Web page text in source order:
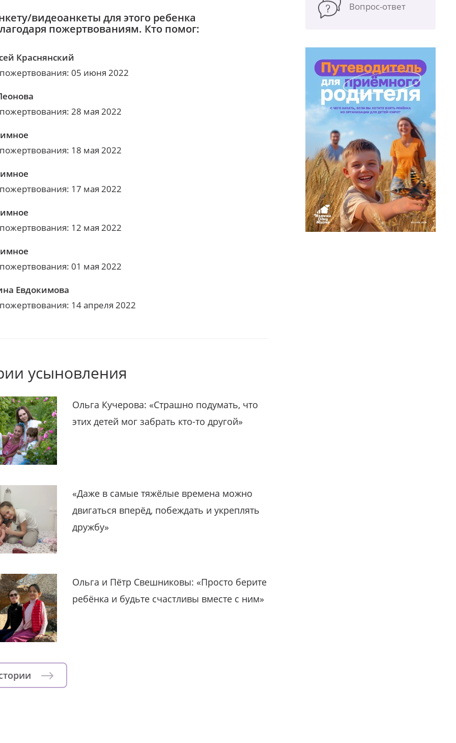
видеоанкеты для этого ребенка
пожертвованиям. Кто помог:
Краснянский
05 июня 2022
28 мая 2022
18 мая 2022
17 мая 2022
12 мая 2022
01 мая 2022
Евдокимова
14 апреля 2022
усыновления
Ольга Кучерова: «Страшно подумать, что
этих детей мог забрать кто-то другой»
«Даже в самые тяжёлые времена можно
двигаться вперёд, побеждать и укреплять
дружбу»
Ольга и Пётр Свешниковы: «Просто берите
ребёнка и будьте счастливы вместе с ним»
Вопрос-ответ